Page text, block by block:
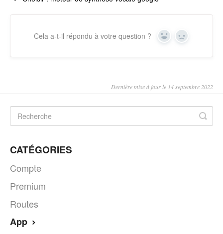
Cela a-t-il répondu à votre question ? Oui Non
Dernière mise à jour le 14 septembre 2022
CATÉGORIES
Compte
Premium
Routes
App